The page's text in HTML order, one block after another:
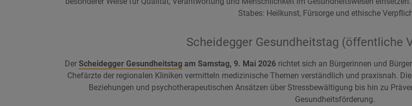
Stabes: Heilkunst, Fürsorge und ethische
Scheidegger Gesundheitstag (öffentliche
Der Scheidegger Gesundheitstag am Samstag, 9. Mai 2026richtet sich an Bürgerinnen und
Chefärzte der regionalen Kliniken vermitteln medizinische Themen verständlich und praxisnah.
Beziehungen und psychotherapeutischen Ansätzen über Stressbewältigung bis hin zu
Gesundheitsförderung.